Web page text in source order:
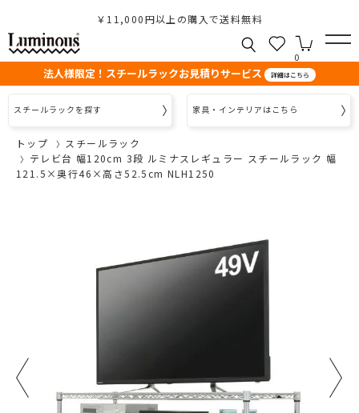
￥11,000円以上の購入で送料無料
0
法人様限定！スチールラックお見積りサービス 詳細はこちら
スチールラックを探す 家具・インテリアはこちら
トップ
スチールラック
テレビ台 幅120cm 3段 ルミナスレギュラー スチールラック 幅
121.5×奥行46×高さ52.5cm NLH1250